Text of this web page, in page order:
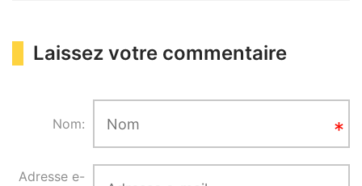
Laissez votre commentaire
Nom:
Adresse e-